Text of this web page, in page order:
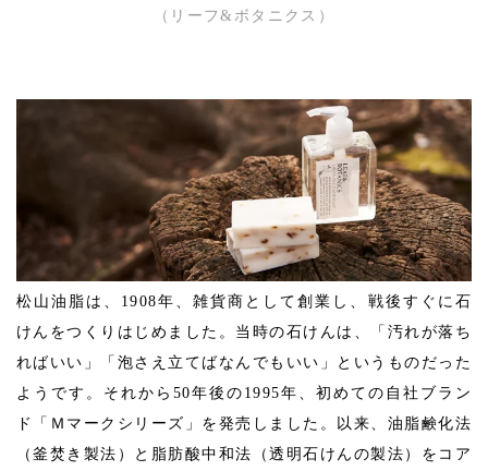
（リーフ&ボタニクス）
松山油脂は、1908年、雑貨商として創業し、戦後すぐに石
けんをつくりはじめました。当時の石けんは、「汚れが落ち
ればいい」「泡さえ立てばなんでもいい」というものだった
ようです。それから50年後の1995年、初めての自社ブラン
ド「Ｍマークシリーズ」を発売しました。以来、油脂鹸化法
（釜焚き製法）と脂肪酸中和法（透明石けんの製法）をコア